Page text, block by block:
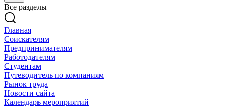
Все разделы
Главная
Соискателям
Предпринимателям
Работодателям
Студентам
Путеводитель по компаниям
Рынок труда
Новости сайта
Календарь мероприятий